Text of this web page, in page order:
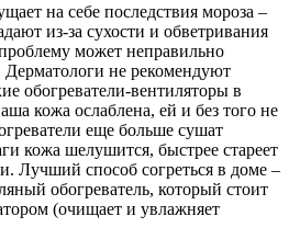
на себе последствия мороза –
из-за сухости и обветривания
может неправильно
не рекомендуют
обогреватели-вентиляторы в
кожа ослаблена, ей и без того не
еще больше сушат
кожа шелушится, быстрее стареет
Лучший способ согреться в доме –
обогреватель, который стоит
(очищает и увлажняет